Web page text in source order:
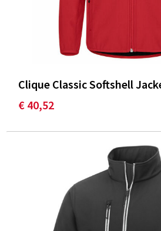
Clique Classic Softshell
€ 40,52